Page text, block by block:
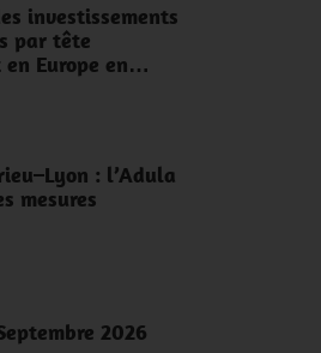
investissements
par tête
Europe en…
: l’Adula
mesures
2026